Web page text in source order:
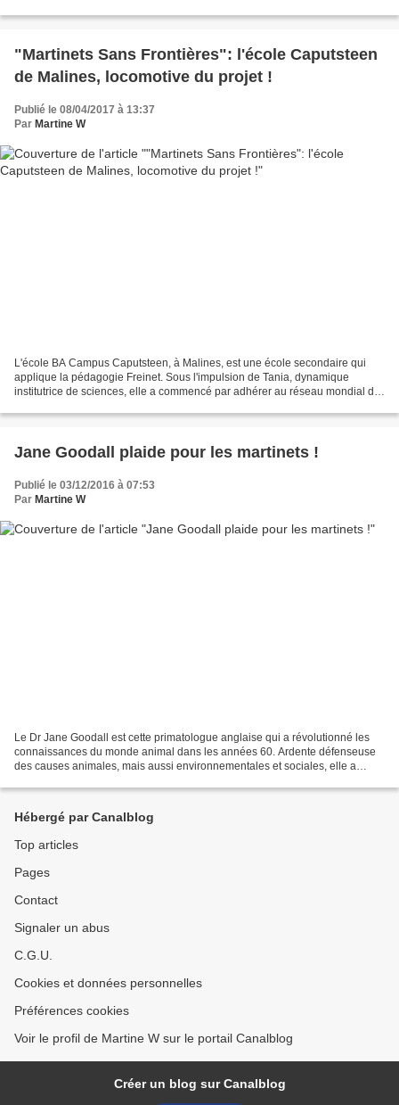
"Martinets Sans Frontières": l'école Caputsteen
de Malines, locomotive du projet !
Publié le 08/04/2017 à 13:37
Par Martine W
L'école BA Campus Caputsteen, à Malines, est une école secondaire qui
applique la pédagogie Freinet. Sous l'impulsion de Tania, dynamique
institutrice de sciences, elle a commencé par adhérer au réseau mondial de
Jane Goodall plaide pour les martinets !
Publié le 03/12/2016 à 07:53
Par Martine W
Le Dr Jane Goodall est cette primatologue anglaise qui a révolutionné les
connaissances du monde animal dans les années 60. Ardente défenseuse
des causes animales, mais aussi environnementales et sociales, elle a
Hébergé par Canalblog
Top articles
Pages
Contact
Signaler un abus
C.G.U.
Cookies et données personnelles
Préférences cookies
Voir le profil de Martine W sur le portail Canalblog
Créer un blog sur Canalblog